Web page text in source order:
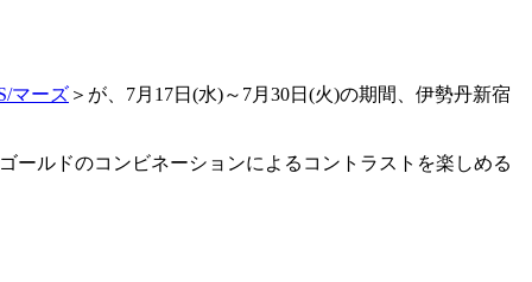
マーズ ＞が、7月17日(水)～7月30日(火)の期間、伊勢丹新宿
ールドのコンビネーションによるコントラストを楽しめる